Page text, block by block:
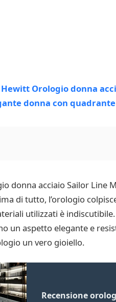
donna acciaio Sailor
di tutto, l’orologio
utilizzati è
un aspetto elegante e
un vero gioiello.
Recensione